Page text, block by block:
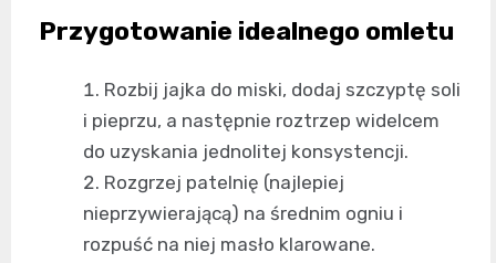
Przygotowanie idealnego omletu
Rozbij jajka do miski, dodaj szczyptę soli
i pieprzu, a następnie roztrzep widelcem
do uzyskania jednolitej konsystencji.
Rozgrzej patelnię (najlepiej
nieprzywierającą) na średnim ogniu i
rozpuść na niej masło klarowane.